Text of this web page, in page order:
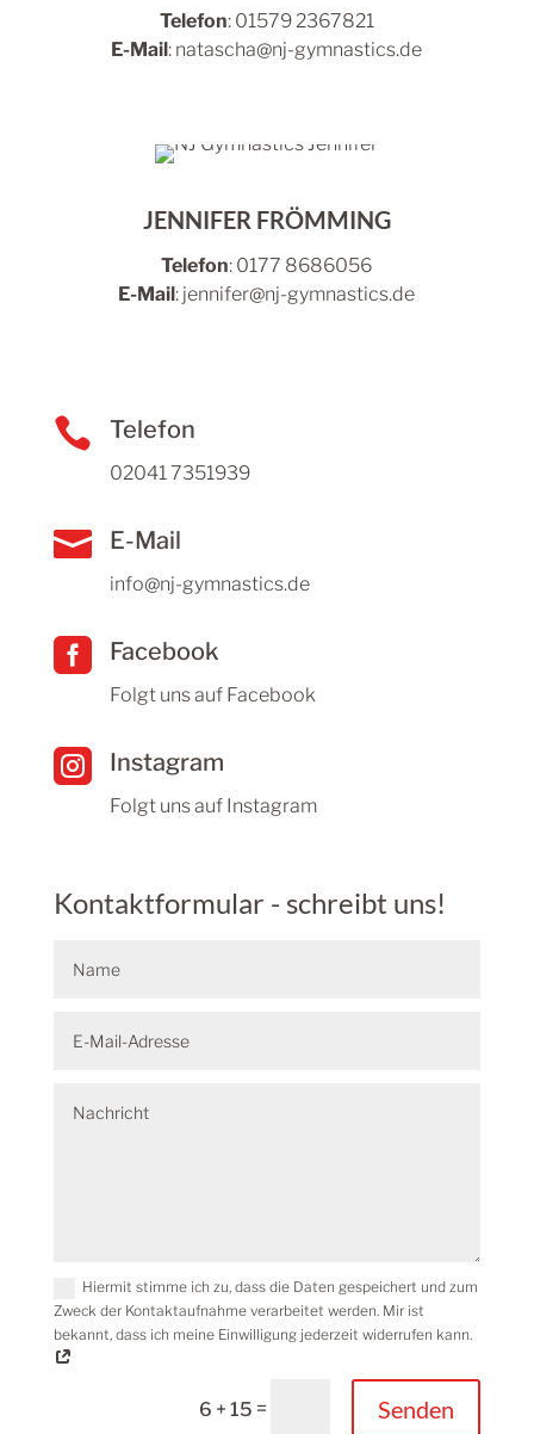
Telefon: 01579 2367821
E-Mail: natascha@nj-gymnastics.de
JENNIFER FRÖMMING
Telefon: 0177 8686056
E-Mail: jennifer@nj-gymnastics.de
 Telefon
02041 7351939
 E-Mail
info@nj-gymnastics.de
 Facebook
Folgt uns auf Facebook
 Instagram
Folgt uns auf Instagram
Kontaktformular - schreibt uns!
Hiermit stimme ich zu, dass die Daten gespeichert und zum
Zweck der Kontaktaufnahme verarbeitet werden. Mir ist
bekannt, dass ich meine Einwilligung jederzeit widerrufen kann.
6 + 15 = Senden